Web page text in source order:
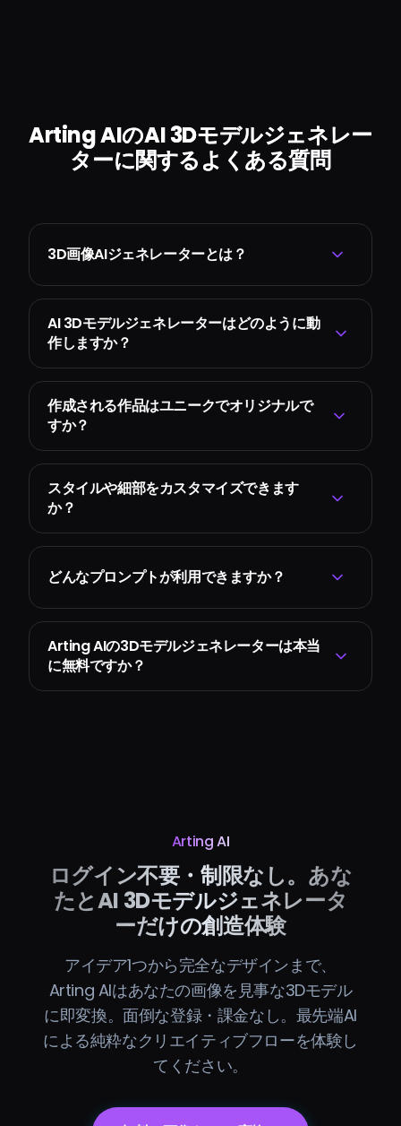
Arting AIのAI 3Dモデルジェネレー
ターに関するよくある質問
3D画像AIジェネレーターとは？
AI 3Dモデルジェネレーターはどのように動
作しますか？
作成される作品はユニークでオリジナルで
すか？
スタイルや細部をカスタマイズできます
か？
どんなプロンプトが利用できますか？
Arting AIの3Dモデルジェネレーターは本当
に無料ですか？
Arting AI
ログイン不要・制限なし。あな
たとAI 3Dモデルジェネレータ
ーだけの創造体験
アイデア1つから完全なデザインまで、
Arting AIはあなたの画像を見事な3Dモデル
に即変換。面倒な登録・課金なし。最先端AI
による純粋なクリエイティブフローを体験し
てください。